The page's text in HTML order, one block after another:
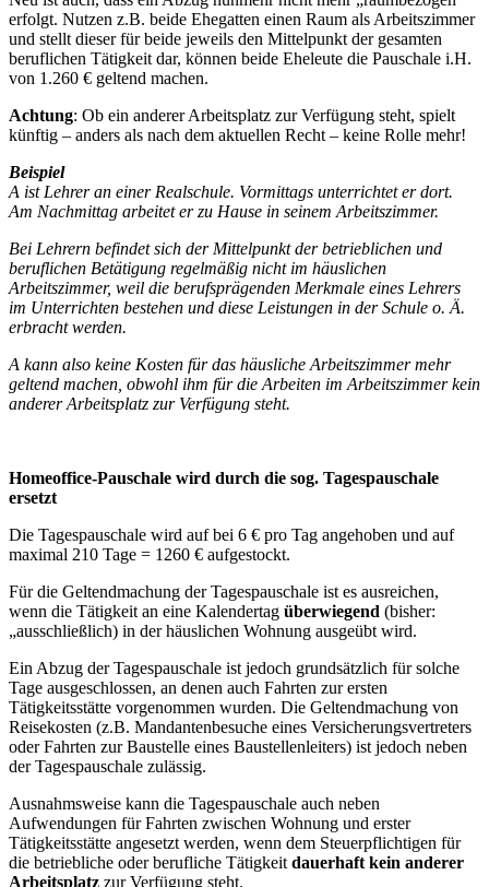
erfolgt. Nutzen z.B. beide Ehegatten einen Raum als Arbeitszimmer
und stellt dieser für beide jeweils den Mittelpunkt der gesamten
beruflichen Tätigkeit dar, können beide Eheleute die Pauschale i.H.
von 1.260 € geltend machen.
Achtung: Ob ein anderer Arbeitsplatz zur Verfügung steht, spielt
künftig – anders als nach dem aktuellen Recht – keine Rolle mehr!
Beispiel
A ist Lehrer an einer Realschule. Vormittags unterrichtet er dort.
Am Nachmittag arbeitet er zu Hause in seinem Arbeitszimmer.
Bei Lehrern befindet sich der Mittelpunkt der betrieblichen und
beruflichen Betätigung regelmäßig nicht im häuslichen
Arbeitszimmer, weil die berufsprägenden Merkmale eines Lehrers
im Unterrichten bestehen und diese Leistungen in der Schule o. Ä.
erbracht werden.
A kann also keine Kosten für das häusliche Arbeitszimmer mehr
geltend machen, obwohl ihm für die Arbeiten im Arbeitszimmer kein
anderer Arbeitsplatz zur Verfügung steht.
Homeoffice-Pauschale wird durch die sog. Tagespauschale
ersetzt
Die Tagespauschale wird auf bei 6 € pro Tag angehoben und auf
maximal 210 Tage = 1260 € aufgestockt.
Für die Geltendmachung der Tagespauschale ist es ausreichen,
wenn die Tätigkeit an eine Kalendertag überwiegend (bisher:
„ausschließlich) in der häuslichen Wohnung ausgeübt wird.
Ein Abzug der Tagespauschale ist jedoch grundsätzlich für solche
Tage ausgeschlossen, an denen auch Fahrten zur ersten
Tätigkeitsstätte vorgenommen wurden. Die Geltendmachung von
Reisekosten (z.B. Mandantenbesuche eines Versicherungsvertreters
oder Fahrten zur Baustelle eines Baustellenleiters) ist jedoch neben
der Tagespauschale zulässig.
Ausnahmsweise kann die Tagespauschale auch neben
Aufwendungen für Fahrten zwischen Wohnung und erster
Tätigkeitsstätte angesetzt werden, wenn dem Steuerpflichtigen für
die betriebliche oder berufliche Tätigkeit dauerhaft kein anderer
Arbeitsplatz zur Verfügung steht.